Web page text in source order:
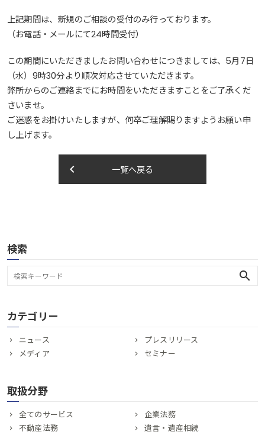
上記期間は、新規のご相談の受付のみ行っております。
（お電話・メールにて24時間受付）
この期間にいただきましたお問い合わせにつきましては、5月7日
（水）9時30分より順次対応させていただきます。
弊所からのご連絡までにお時間をいただきますことをご了承くだ
さいませ。
ご迷惑をお掛けいたしますが、何卒ご理解賜りますようお願い申
し上げます。
一覧へ戻る
keyboard_arrow_left
検索
search
カテゴリー
ニュース
プレスリリース
メディア
セミナー
取扱分野
全てのサービス
企業法務
不動産法務
遺言・遺産相続